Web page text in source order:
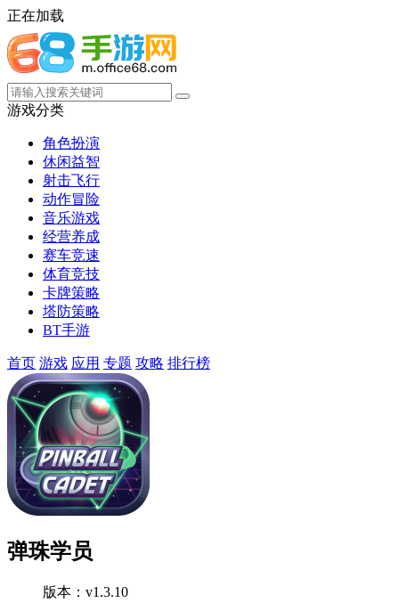
正在加载
游戏分类
角色扮演
休闲益智
射击飞行
动作冒险
音乐游戏
经营养成
赛车竞速
体育竞技
卡牌策略
塔防策略
BT手游
首页 游戏 应用 专题 攻略 排行榜
弹珠学员
版本：v1.3.10